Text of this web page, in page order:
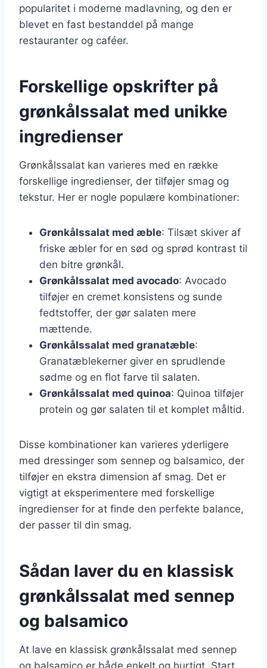
popularitet i moderne madlavning, og den er
blevet en fast bestanddel på mange
restauranter og caféer.
Forskellige opskrifter på
grønkålssalat med unikke
ingredienser
Grønkålssalat kan varieres med en række
forskellige ingredienser, der tilføjer smag og
tekstur. Her er nogle populære kombinationer:
Grønkålssalat med æble: Tilsæt skiver af
friske æbler for en sød og sprød kontrast til
den bitre grønkål.
Grønkålssalat med avocado: Avocado
tilføjer en cremet konsistens og sunde
fedtstoffer, der gør salaten mere
mættende.
Grønkålssalat med granatæble:
Granatæblekerner giver en sprudlende
sødme og en flot farve til salaten.
Grønkålssalat med quinoa: Quinoa tilføjer
protein og gør salaten til et komplet måltid.
Disse kombinationer kan varieres yderligere
med dressinger som sennep og balsamico, der
tilføjer en ekstra dimension af smag. Det er
vigtigt at eksperimentere med forskellige
ingredienser for at finde den perfekte balance,
der passer til din smag.
Sådan laver du en klassisk
grønkålssalat med sennep
og balsamico
At lave en klassisk grønkålssalat med sennep
og balsamico er både enkelt og hurtigt. Start